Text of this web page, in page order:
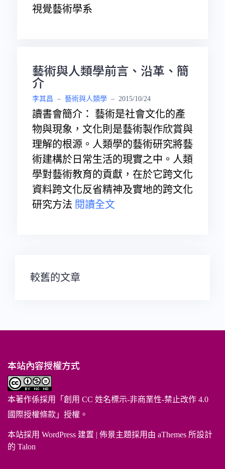
視覺藝術學系
藝術與人類學前言、沿革、簡
介
李其昌 – 藝術與人類學 – 2015/10/24
讀書會簡介： 藝術是社會文化的產
物與現象，文化則是藝術製作欣賞與
理解的根源。人類學的藝術研究將藝
術建構於日常生活的現實之中。人類
學對藝術教育的貢獻，在於它跨文化
資料跨文化反省精神及實地的跨文化
研究方法 閱讀全文
文
章
較舊的文章
本站內容授權方式
本著作係採用「 創用 CC 姓名標示-非商業性-禁止改作 4.0
國際授權條款 」授權。
本站採用 WordPress 建置 | 佈景主題採用由 aThemes 所設計
的 Talon